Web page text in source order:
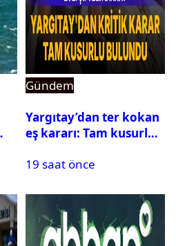
Gündem
Yargıtay’dan ter kokan
eş kararı: Tam kusurlu
19 saat önce